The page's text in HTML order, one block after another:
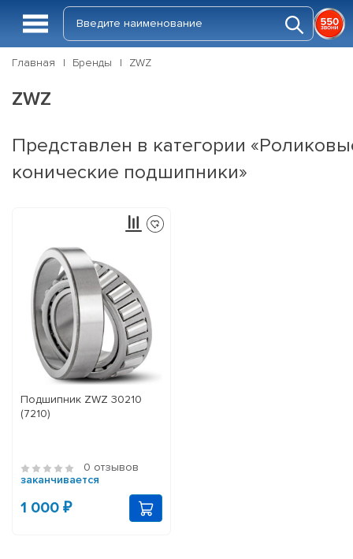
Главная Бренды ZWZ
ZWZ
Представлен в категории
конические подшипники»
Подшипник ZWZ 30210
(7210)
0 отзывов
заканчивается
1 000 ₽